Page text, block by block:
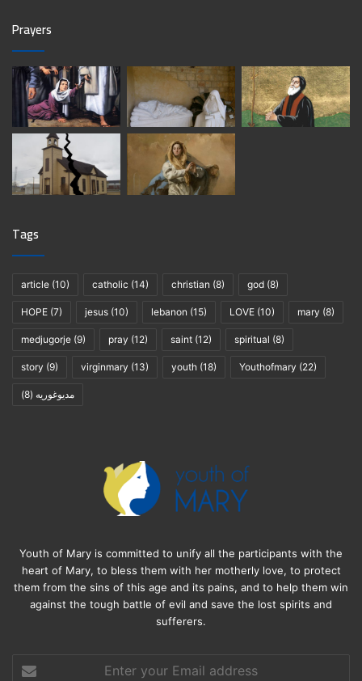
Prayers
Tags
article (10) catholic (14) christian (8) god (8)
HOPE (7) jesus (10) lebanon (15) LOVE (10) mary (8)
medjugorje (9) pray (12) saint (12) spiritual (8)
story (9) virginmary (13) youth (18) Youthofmary (22)
مديوغوريه (8)
Youth of Mary is committed to unify all the participants with the
heart of Mary, to bless them with her motherly love, to protect
them from the sins of this age and its pains, and to help them win
against the tough battle of evil and save the lost spirits and
sufferers.